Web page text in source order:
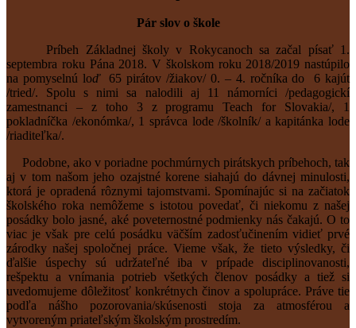
Pár slov o škole
Príbeh Základnej školy v Rokycanoch sa začal písať 1.
septembra roku Pána 2018. V školskom roku 2018/2019 nastúpilo
na pomyselnú loď65 pirátov /žiakov/ 0. – 4. ročníka do 6 kajút
/tried/. Spolu s nimi sa nalodili aj 11 námorníci /pedagogickí
zamestnanci – z toho 3 z programu Teach for Slovakia/, 1
pokladníčka /ekonómka/, 1 správca lode /školník/ a kapitánka lode
/riaditeľka/.
Podobne, ako v poriadne pochmúrnych pirátskych príbehoch, tak
aj v tom našom jeho ozajstné korene siahajú do dávnej minulosti,
ktorá je opradená rôznymi tajomstvami. Spomínajúc si na začiatok
školského roka nemôžeme s istotou povedať, či niekomu z našej
posádky bolo jasné, aké poveternostné podmienky nás čakajú. O to
viac je však pre celú posádku väčším zadosťučinením vidieť prvé
zárodky našej spoločnej práce. Vieme však, že tieto výsledky, či
ďalšie úspechy sú udržateľné iba v prípade disciplinovanosti,
rešpektu a vnímania potrieb všetkých členov posádky a tiež si
uvedomujeme dôležitosť konkrétnych činov a spolupráce. Práve tie
podľa nášho pozorovania/skúsenosti stoja za atmosférou a
vytvoreným priateľským školským prostredím.